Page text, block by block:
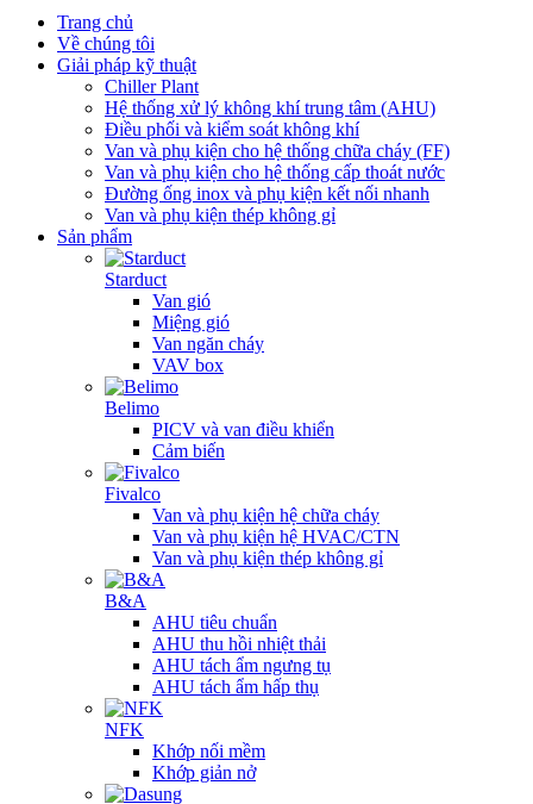
Trang chủ
Về chúng tôi
Giải pháp kỹ thuật
Chiller Plant
Hệ thống xử lý không khí trung tâm (AHU)
Điều phối và kiểm soát không khí
Van và phụ kiện cho hệ thống chữa cháy (FF)
Van và phụ kiện cho hệ thống cấp thoát nước
Đường ống inox và phụ kiện kết nối nhanh
Van và phụ kiện thép không gỉ
Sản phẩm
Starduct
Van gió
Miệng gió
Van ngăn cháy
VAV box
Belimo
PICV và van điều khiển
Cảm biến
Fivalco
Van và phụ kiện hệ chữa cháy
Van và phụ kiện hệ HVAC/CTN
Van và phụ kiện thép không gỉ
B&A
AHU tiêu chuẩn
AHU thu hồi nhiệt thải
AHU tách ẩm ngưng tụ
AHU tách ẩm hấp thụ
NFK
Khớp nối mềm
Khớp giản nở